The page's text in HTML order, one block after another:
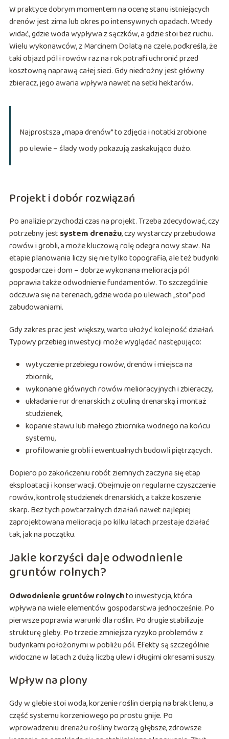
W praktyce dobrym momentem na ocenę stanu istniejących
drenów jest zima lub okres po intensywnych opadach. Wtedy
widać, gdzie woda wypływa z sączków, a gdzie stoi bez ruchu.
Wielu wykonawców, z Marcinem Dolatą na czele, podkreśla, że
taki objazd pól i rowów raz na rok potrafi uchronić przed
kosztowną naprawą całej sieci. Gdy niedrożny jest główny
zbieracz, jego awaria wpływa nawet na setki hektarów.
Najprostsza „mapa drenów” to zdjęcia i notatki zrobione
po ulewie – ślady wody pokazują zaskakująco dużo.
Projekt i dobór rozwiązań
Po analizie przychodzi czas na projekt. Trzeba zdecydować, czy
potrzebny jest system drenażu, czy wystarczy przebudowa
rowów i grobli, a może kluczową rolę odegra nowy staw. Na
etapie planowania liczy się nie tylko topografia, ale też budynki
gospodarcze i dom – dobrze wykonana melioracja pól
poprawia także odwodnienie fundamentów. To szczególnie
odczuwa się na terenach, gdzie woda po ulewach „stoi” pod
zabudowaniami.
Gdy zakres prac jest większy, warto ułożyć kolejność działań.
Typowy przebieg inwestycji może wyglądać następująco:
wytyczenie przebiegu rowów, drenów i miejsca na
zbiornik,
wykonanie głównych rowów melioracyjnych i zbieraczy,
układanie rur drenarskich z otuliną drenarską i montaż
studzienek,
kopanie stawu lub małego zbiornika wodnego na końcu
systemu,
profilowanie grobli i ewentualnych budowli piętrzących.
Dopiero po zakończeniu robót ziemnych zaczyna się etap
eksploatacji i konserwacji. Obejmuje on regularne czyszczenie
rowów, kontrolę studzienek drenarskich, a także koszenie
skarp. Bez tych powtarzalnych działań nawet najlepiej
zaprojektowana melioracja po kilku latach przestaje działać
tak, jak na początku.
Jakie korzyści daje odwodnienie
gruntów rolnych?
Odwodnienie gruntów rolnychto inwestycja, która
wpływa na wiele elementów gospodarstwa jednocześnie. Po
pierwsze poprawia warunki dla roślin. Po drugie stabilizuje
strukturę gleby. Po trzecie zmniejsza ryzyko problemów z
budynkami położonymi w pobliżu pól. Efekty są szczególnie
widoczne w latach z dużą liczbą ulew i długimi okresami suszy.
Wpływ na plony
Gdy w glebie stoi woda, korzenie roślin cierpią na brak tlenu, a
część systemu korzeniowego po prostu gnije. Po
wprowadzeniu drenażu rośliny tworzą głębsze, zdrowsze